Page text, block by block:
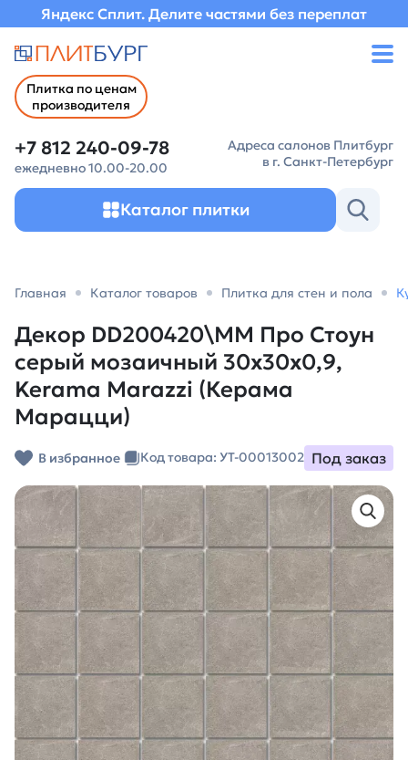
Яндекс Сплит. Делите частями без переплат
Плитка по ценам
производителя
+7 812 240-09-78
ежедневно 10.00-20.00
Адреса салонов Плитбург
в г. Санкт-Петербург
Каталог плитки
Главная Каталог товаров Плитка для стен и пола
Декор DD200420\MM Про Стоун
серый мозаичный 30x30x0,9,
Kerama Marazzi (Керама
Марацци)
В избранное Код товара: УТ-00013002 Под заказ